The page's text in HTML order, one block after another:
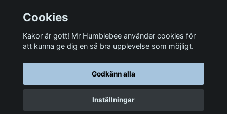
Sociala medier
© 2026 Mr Humblebee - En magisk leksaksbutik
Cookies
Kakor är gott! Mr Humblebee använder cookies för
att kunna ge dig en så bra upplevelse som möjligt.
Godkänn alla
Inställningar